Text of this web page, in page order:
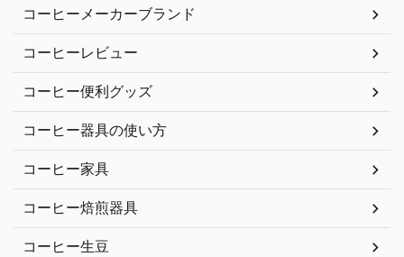
コーヒーメーカーブランド
コーヒーレビュー
コーヒー便利グッズ
コーヒー器具の使い方
コーヒー家具
コーヒー焙煎器具
コーヒー生豆